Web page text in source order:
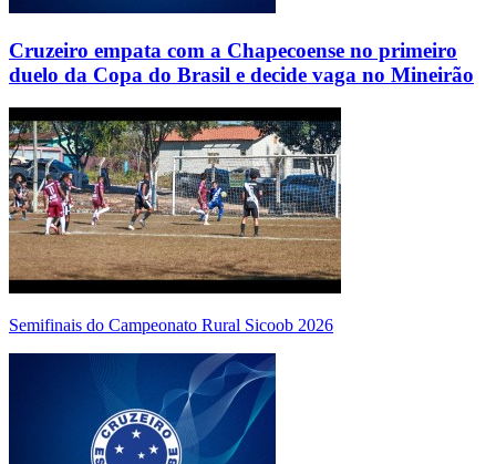
Cruzeiro empata com a Chapecoense no primeiro
duelo da Copa do Brasil e decide vaga no Mineirão
Semifinais do Campeonato Rural Sicoob 2026